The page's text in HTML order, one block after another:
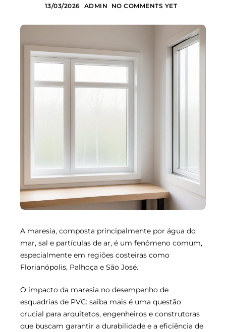
13/03/2026 ADMIN NO COMMENTS YET
A maresia, composta principalmente por água do
mar, sal e partículas de ar, é um fenômeno comum,
especialmente em regiões costeiras como
Florianópolis, Palhoça e São José.
O impacto da maresia no desempenho de
esquadrias de PVC: saiba mais é uma questão
crucial para arquitetos, engenheiros e construtoras
que buscam garantir a durabilidade e a eficiência de